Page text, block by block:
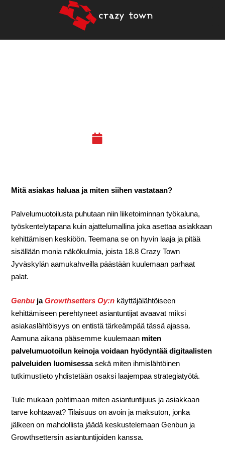
Mitä asiakas haluaa ja miten siihen vastataan?
Palvelumuotoilusta puhutaan niin liiketoiminnan työkaluna,
työskentelytapana kuin ajattelumallina joka asettaa asiakkaan
kehittämisen keskiöön. Teemana se on hyvin laaja ja pitää
sisällään monia näkökulmia, joista 18.8 Crazy Town
Jyväskylän aamukahveilla päästään kuulemaan parhaat
palat.
Genbu jaGrowthsetters Oy:n käyttäjälähtöiseen
kehittämiseen perehtyneet asiantuntijat avaavat miksi
asiakaslähtöisyys on entistä tärkeämpää tässä ajassa.
Aamuna aikana pääsemme kuulemaan miten
palvelumuotoilun keinoja voidaan hyödyntää digitaalisten
palveluiden luomisessasekä miten ihmislähtöinen
tutkimustieto yhdistetään osaksi laajempaa strategiatyötä.
Tule mukaan pohtimaan miten asiantuntijuus ja asiakkaan
tarve kohtaavat? Tilaisuus on avoin ja maksuton, jonka
jälkeen on mahdollista jäädä keskustelemaan Genbun ja
Growthsettersin asiantuntijoiden kanssa.